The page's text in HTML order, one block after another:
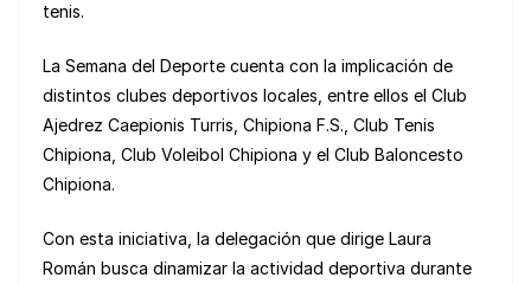
tenis.
La Semana del Deporte cuenta con la implicación de
distintos clubes deportivos locales, entre ellos el Club
Ajedrez Caepionis Turris, Chipiona F.S., Club Tenis
Chipiona, Club Voleibol Chipiona y el Club Baloncesto
Chipiona.
Con esta iniciativa, la delegación que dirige Laura
Román busca dinamizar la actividad deportiva durante